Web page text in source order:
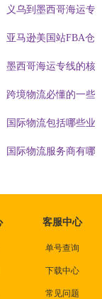
义乌到墨西哥海运专
大国际快递的尺寸重
亚马逊美国站FBA仓
墨西哥海运专线的核
快递寄件有哪些方
跨境物流必懂的一些
国际物流包括哪些业
多久能到达？
国际物流服务商有哪
客服中心
单号查询
下载中心
常见问题